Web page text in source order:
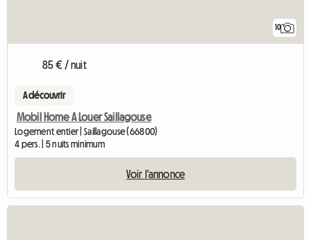
10
85 € / nuit
A découvrir
Mobil Home A Louer Saillagouse
Logement entier | Saillagouse (66800)
4 pers. | 5 nuits minimum
Voir l'annonce